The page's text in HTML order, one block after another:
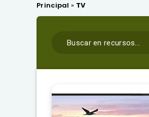
Principal » TV